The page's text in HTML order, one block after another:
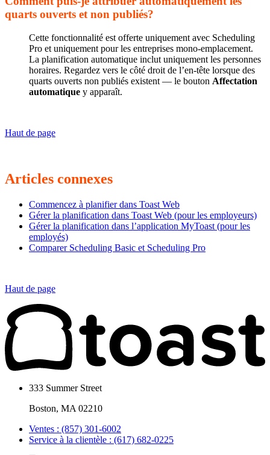
quarts ouverts et non publiés?
Cette fonctionnalité est offerte uniquement avec Scheduling
Pro et uniquement pour les entreprises mono-emplacement.
La planification automatique inclut uniquement les personnes
horaires. Regardez vers le côté droit de l’en-tête lorsque des
quarts ouverts non publiés existent — le bouton Affectation
automatique y apparaît.
Haut de page
Articles connexes
Commencez à planifier dans Toast Web
Gérer la planification dans Toast Web (pour les employeurs)
Gérer la planification dans l’application MyToast (pour les
employés)
Comparer Scheduling Basic et Scheduling Pro
Haut de page
333 Summer Street
Boston, MA 02210
Ventes : (857) 301-6002
Service à la clientèle : (617) 682-0225